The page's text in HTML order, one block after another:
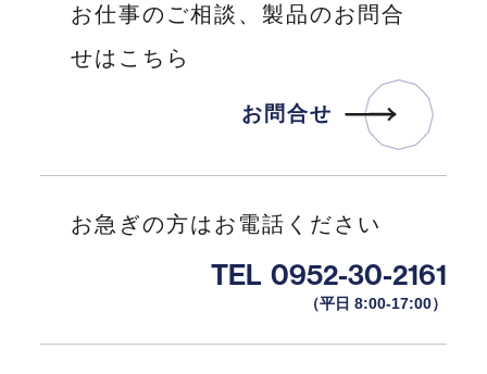
お仕事のご相談、製品のお問合
せはこちら
お 問合せ
お急ぎの方はお電話ください
TEL 0952-30-2161
（平日 8:00-17:00）